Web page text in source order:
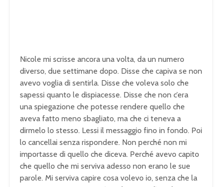
Nicole mi scrisse ancora una volta, da un numero
diverso, due settimane dopo. Disse che capiva se non
avevo voglia di sentirla. Disse che voleva solo che
sapessi quanto le dispiacesse. Disse che non c’era
una spiegazione che potesse rendere quello che
aveva fatto meno sbagliato, ma che ci teneva a
dirmelo lo stesso. Lessi il messaggio fino in fondo. Poi
lo cancellai senza rispondere. Non perché non mi
importasse di quello che diceva. Perché avevo capito
che quello che mi serviva adesso non erano le sue
parole. Mi serviva capire cosa volevo io, senza che la